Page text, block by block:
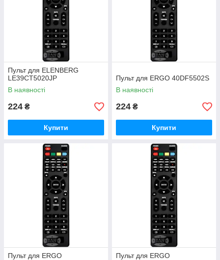
Пульт для ELENBERG
LE39CT5020JP
В наявності
224 ₴
Купити
Пульт для ERGO 40DF5502S
В наявності
224 ₴
Купити
Пульт для ERGO
Пульт для ERGO